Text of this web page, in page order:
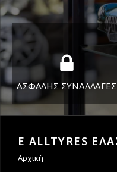
Όπου και αν είστε θα σας
στείλουμε τα ελαστικά σας
ΑΣΦΑΛΗΣ ΣΥΝΑΛΛΑΓΕΣ
E ALLTYRES
Αρχική